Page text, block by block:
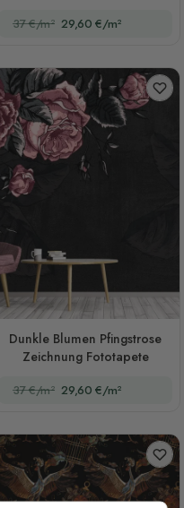
37 €/m² 29,60 €/m²
Dunkle Blumen Pfingstrose
Zeichnung Fototapete
37 €/m² 29,60 €/m²